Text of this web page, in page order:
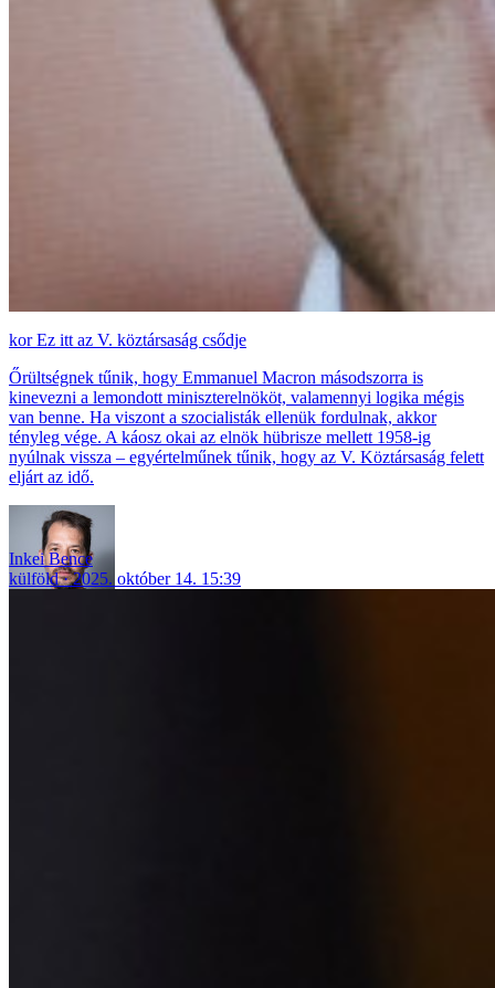
Ez itt az V. köztársaság csődje
Őrültségnek tűnik, hogy Emmanuel Macron másodszorra is
kinevezni a lemondott miniszterelnököt, valamennyi logika mégis
van benne. Ha viszont a szocialisták ellenük fordulnak, akkor
tényleg vége. A káosz okai az elnök hübrisze mellett 1958-ig
nyúlnak vissza – egyértelműnek tűnik, hogy az V. Köztársaság felett
eljárt az idő.
Inkei Bence
külföld
2025. október 14. 15:39